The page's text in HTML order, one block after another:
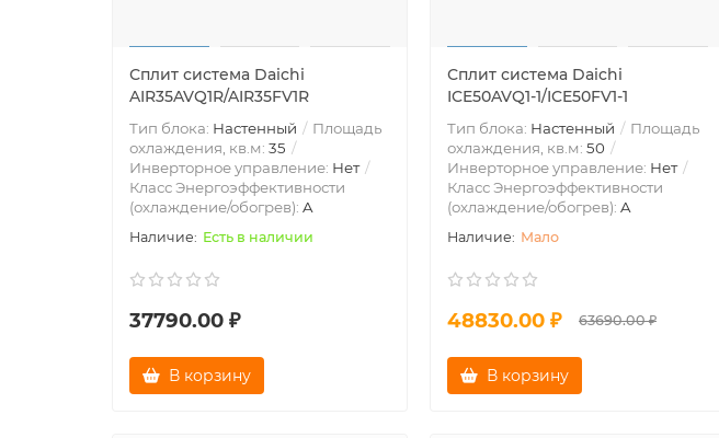
Сплит система Daichi
AIR35AVQ1R/AIR35FV1R
Тип блока: Настенный
Площадь
охлаждения, кв.м: 35
Инверторное управление: Нет
Класс Энергоэффективности
(охлаждение/обогрев): A
Есть в наличии
37790.00 ₽
В корзину
Сплит система Daichi
ICE50AVQ1-1/ICE50FV1-1
Тип блока: Настенный
Площадь
охлаждения, кв.м: 50
Инверторное управление: Нет
Класс Энергоэффективности
(охлаждение/обогрев): A
Мало
48830.00 ₽ 63690.00 ₽
В корзину